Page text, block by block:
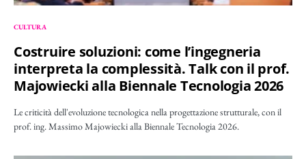
CULTURA
Costruire soluzioni: come l’ingegneria
interpreta la complessità. Talk con il prof.
Majowiecki alla Biennale Tecnologia 2026
Le criticità dell'evoluzione tecnologica nella progettazione strutturale, con il
prof. ing. Massimo Majowiecki alla Biennale Tecnologia 2026.